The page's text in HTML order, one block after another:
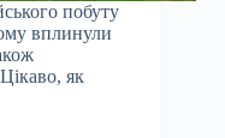
побуту
вплинули
як